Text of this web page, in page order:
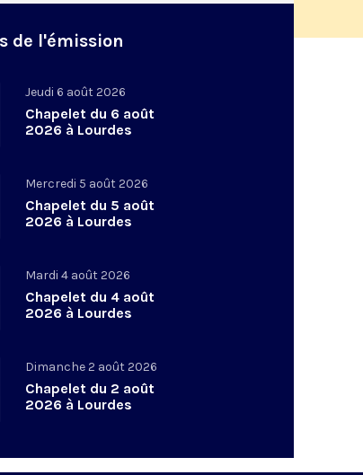
de l'émission
Jeudi 6 août 2026
Chapelet du 6 août
2026 à Lourdes
Mercredi 5 août 2026
Chapelet du 5 août
2026 à Lourdes
Mardi 4 août 2026
Chapelet du 4 août
2026 à Lourdes
Dimanche 2 août 2026
Chapelet du 2 août
2026 à Lourdes